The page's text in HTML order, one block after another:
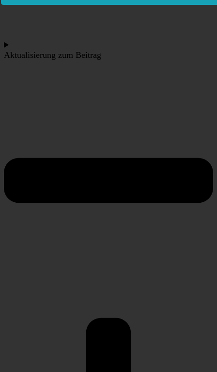
Aktualisierung zum Beitrag